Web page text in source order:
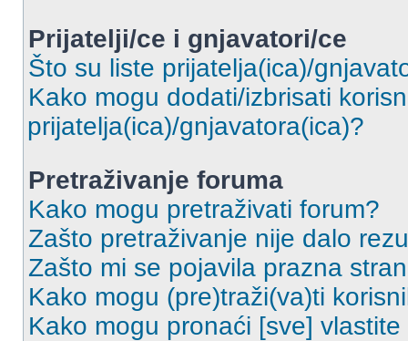
Prijatelji/ce i gnjavatori/ce
Što su liste prijatelja(ica)/
Kako mogu dodati/izbrisati
prijatelja(ica)/gnjavatora(ica)?
Pretraživanje foruma
Kako mogu pretraživati forum?
Zašto pretraživanje nije dalo
Zašto mi se pojavila prazna
Kako mogu (pre)traži(va)ti
Kako mogu pronaći [sve]